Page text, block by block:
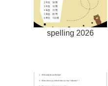
spelling 2026